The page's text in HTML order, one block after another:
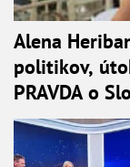
Alena
politikov,
PRAVDA o